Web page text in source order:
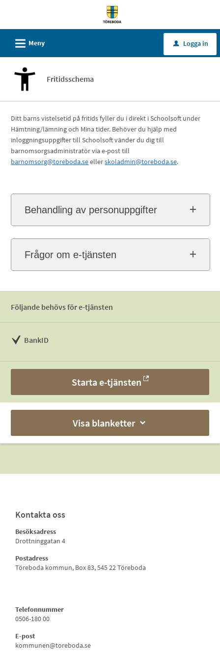
Töreboda
kommun
L Meny u Logga in
Fritidsschema
Ditt barns vistelsetid på fritids fyller du i direkt i Schoolsoft under
Hämtning/lämning och Mina tider. Behöver du hjälp med
inloggningsuppgifter till Schoolsoft vänder du dig till
barnomsorgsadministratör via e-post till
barnomsorg@toreboda.seellerskoladmin@toreboda.se.
Behandling av personuppgifter
Frågor om e-tjänsten
Följande behövs för e-tjänsten
BankID
Starta e-tjänsten
Visa blanketter
Kontakta oss
Besöksadress
Drottninggatan 4
Postadress
Töreboda kommun, Box 83, 545 22 Töreboda
Telefonnummer
0506-180 00
E-post
kommunen@toreboda.se